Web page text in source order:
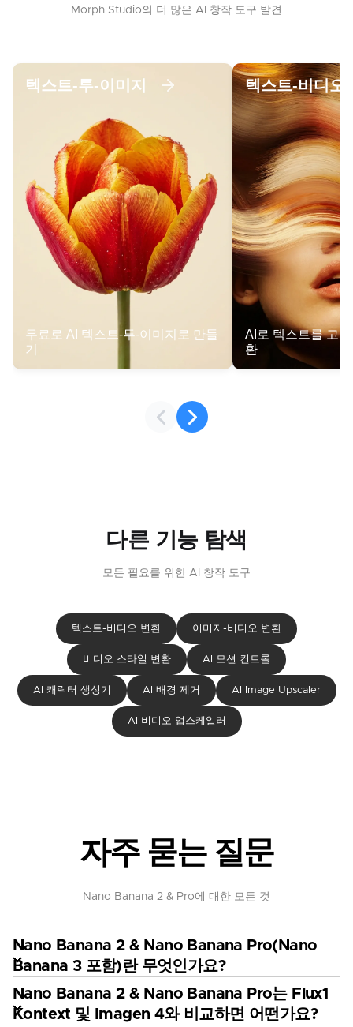
Morph Studio의 더 많은 AI 창작 도구 발견
텍스트-투-이미지
무료로 AI 텍스트-투-이미지로 만들
기
텍스트-비디오
AI로 텍스트를 고
환
다른 기능 탐색
모든 필요를 위한 AI 창작 도구
텍스트-비디오 변환 이미지-비디오 변환
비디오 스타일 변환 AI 모션 컨트롤
AI 캐릭터 생성기 AI 배경 제거 AI Image Upscaler
AI 비디오 업스케일러
자주 묻는 질문
Nano Banana 2 & Pro에 대한 모든 것
Nano Banana 2 & Nano Banana Pro(Nano
Banana 3 포함)란 무엇인가요?
Nano Banana 2 & Nano Banana Pro는 Flux1
Kontext 및 Imagen 4와 비교하면 어떤가요?